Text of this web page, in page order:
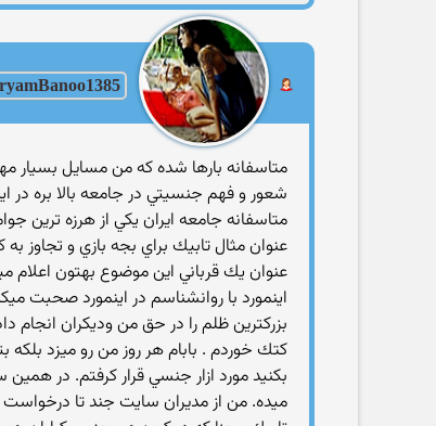
متاسفانه بارها شده كه من مسايل بسيار
شعور و فهم جنسيتي در جامعه بالا بره
متاسفانه جامعه ايران يكي از هرزه
عنوان مثال تابيك براي بجه بازي و تجاوز
عنوان يك قرباني اين موضوع بهتون اعلام
اينمورد با روانشناسم در اينمورد صحبت
بزركترين ظلم را در حق من وديكران
كتك خوردم . بابام هر روز من رو ميزد
بكنيد مورد ازار جنسي قرار كرفتم. در
ميده. من از مديران سايت جند تا درخواست